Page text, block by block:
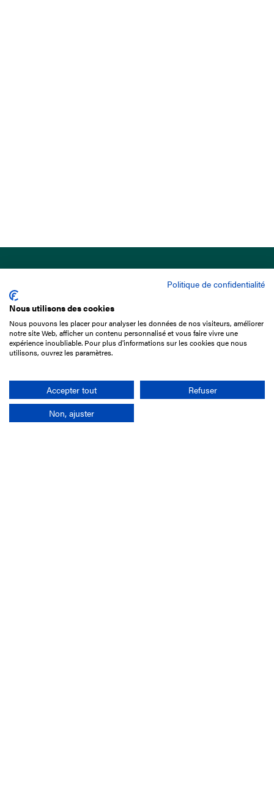
15 Boulevard de Douaumont
75017 Paris
01 49 10 20 29
Rechercher
Politique de confidentialité
Nous utilisons des cookies
Nous pouvons les placer pour analyser les données de nos visiteurs, améliorer
notre site Web, afficher un contenu personnalisé et vous faire vivre une
expérience inoubliable. Pour plus d'informations sur les cookies que nous
utilisons, ouvrez les paramètres.
Accepter tout
Refuser
Non, ajuster